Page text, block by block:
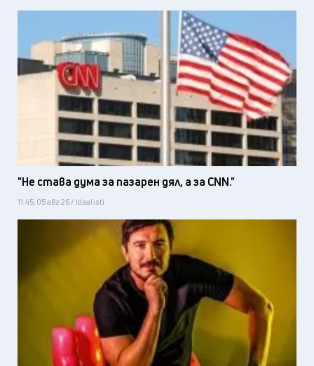
"Не става дума за пазарен дял, а за CNN."
11:45, 05 авг 26 / Idealisti